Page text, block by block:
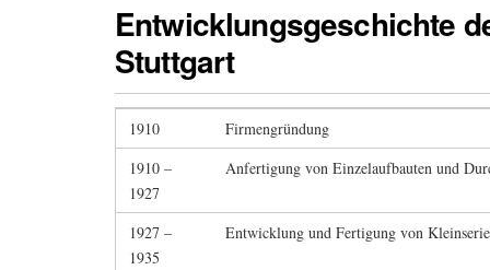
Entwicklungsgeschichte
Stuttgart
1910
Firmengründung
1910 –
1927
Anfertigung von Einzelaufbauten und
1927 –
1935
Entwicklung und Fertigung von